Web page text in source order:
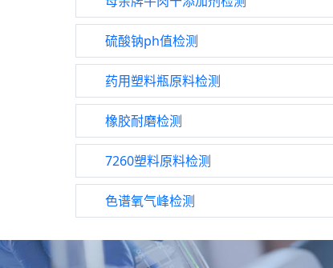
硫酸钠ph值检测
药用塑料瓶原料检测
橡胶耐磨检测
7260塑料原料检测
色谱氧气峰检测